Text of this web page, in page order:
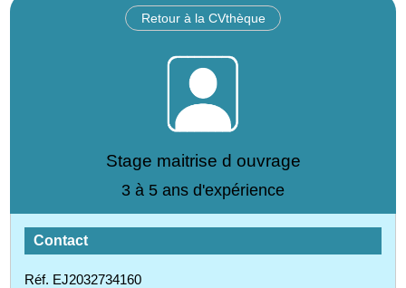
Retour à la CVthèque
Stage maitrise d ouvrage
3 à 5 ans d'expérience
Contact
Réf. EJ2032734160